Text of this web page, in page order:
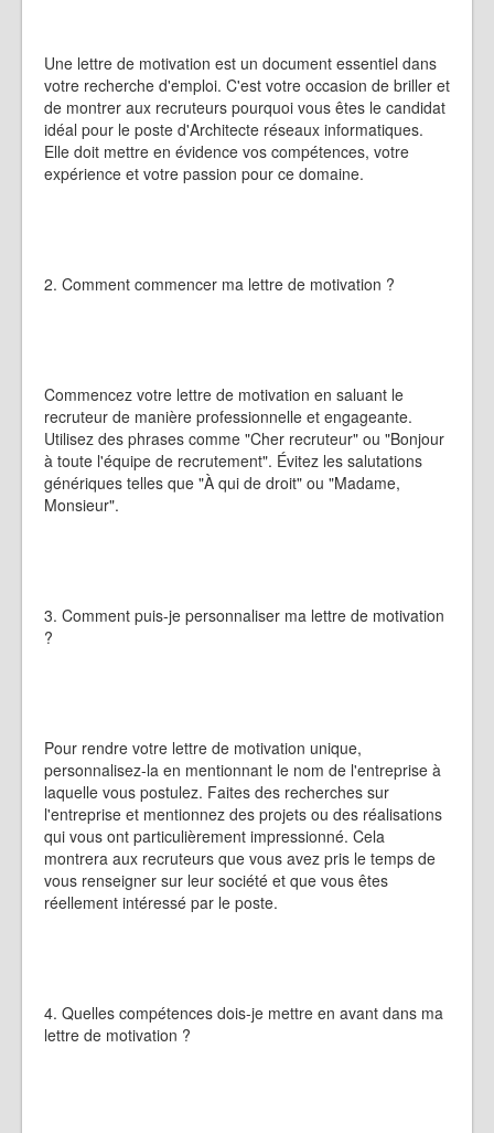
Une lettre de motivation est un document essentiel dans
votre recherche d'emploi. C'est votre occasion de briller et
de montrer aux recruteurs pourquoi vous êtes le candidat
idéal pour le poste d'Architecte réseaux informatiques.
Elle doit mettre en évidence vos compétences, votre
expérience et votre passion pour ce domaine.
2. Comment commencer ma lettre de motivation ?
Commencez votre lettre de motivation en saluant le
recruteur de manière professionnelle et engageante.
Utilisez des phrases comme "Cher recruteur" ou "Bonjour
à toute l'équipe de recrutement". Évitez les salutations
génériques telles que "À qui de droit" ou "Madame,
Monsieur".
3. Comment puis-je personnaliser ma lettre de motivation
?
Pour rendre votre lettre de motivation unique,
personnalisez-la en mentionnant le nom de l'entreprise à
laquelle vous postulez. Faites des recherches sur
l'entreprise et mentionnez des projets ou des réalisations
qui vous ont particulièrement impressionné. Cela
montrera aux recruteurs que vous avez pris le temps de
vous renseigner sur leur société et que vous êtes
réellement intéressé par le poste.
4. Quelles compétences dois-je mettre en avant dans ma
lettre de motivation ?